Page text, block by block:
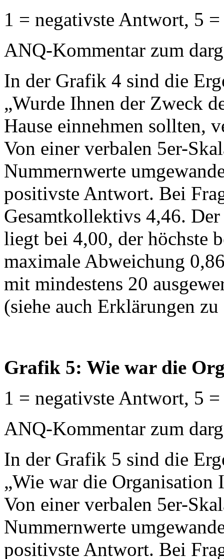
1 = negativste Antwort, 5
ANQ-Kommentar zum
In der Grafik 4 sind die
„Wurde Ihnen der Zweck
Hause einnehmen sollten,
Von einer verbalen 5er-
Nummernwerte
positivste Antwort. Bei
Gesamtkollektivs 4,46.
liegt bei 4,00, der höchste
maximale Abweichung
mit mindestens 20
(siehe auch Erklärungen
Grafik 5: Wie war die
1 = negativste Antwort, 5
ANQ-Kommentar zum
In der Grafik 5 sind die
„Wie war die Organisation
Von einer verbalen 5er-
Nummernwerte
positivste Antwort. Bei